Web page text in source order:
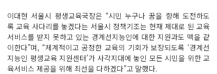
이대현 서울시 평생교육국장은 “시민 누구나 꿈을 향해 도전하도
록 교육 사다리를 놓겠다는 서울시 정책기조는 현재 제대로 된 교육
서비스를 받지 못하고 있는 경계선지능인에 대한 지원과도 맥을 같
이한다”며, “체계적이고 공정한 교육의 기회가 보장되도록 ‘경계선
지능인 평생교육 지원센터’가 사각지대에 놓인 모든 시민을 위한 교
육서비스 제공을 위해 최선을 다하겠다”고 말했다.